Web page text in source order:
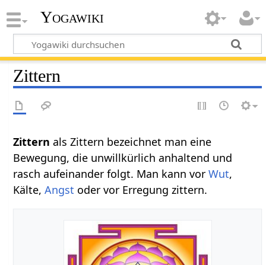
Yogawiki
Zittern
Zittern‏‎als Zittern bezeichnet man eine
Bewegung, die unwillkürlich anhaltend und
rasch aufeinander folgt. Man kann vorWut,
Kälte,Angst oder vor Erregung zittern.